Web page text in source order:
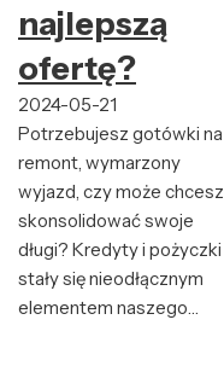
najlepszą
ofertę?
2024-05-21
Potrzebujesz gotówki na
remont, wymarzony
wyjazd, czy może chcesz
skonsolidować swoje
długi? Kredyty i pożyczki
stały się nieodłącznym
elementem naszego…